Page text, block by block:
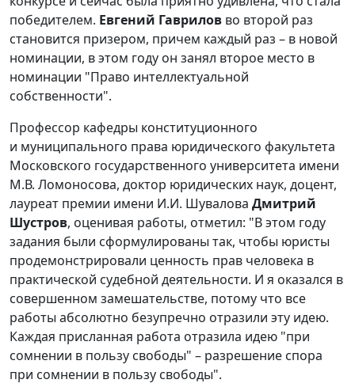
победителем. Евгений Гаврилов во второй раз
становится призером, причем каждый раз – в новой
номинации, в этом году он занял второе место в
номинации "Право интеллектуальной
собственности".
Профессор кафедры конституционного
и муниципального права юридического факультета
Московского государственного университета имени
М.В. Ломоносова, доктор юридических наук, доцент,
лауреат премии имени И.И. Шувалова Дмитрий
Шустров, оценивая работы, отметил: "В этом году
задания были сформулированы так, чтобы юристы
продемонстрировали ценность прав человека в
практической судебной деятельности. И я оказался в
совершенном замешательстве, потому что все
работы абсолютно безупречно отразили эту идею.
Каждая присланная работа отразила идею "при
сомнении в пользу свободы" – разрешение спора
при сомнении в пользу свободы".